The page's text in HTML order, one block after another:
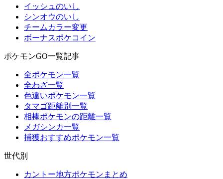
イッシュのいし
シンオウのいし
チームカラー変更
ボーナスポケコイン
ポケモンGO一覧記事
全ポケモン一覧
全わざ一覧
色違いポケモン一覧
タマゴ距離別一覧
相棒ポケモンの距離一覧
メガシンカ一覧
捕獲おすすめポケモン一覧
世代別
カントー地方ポケモンまとめ